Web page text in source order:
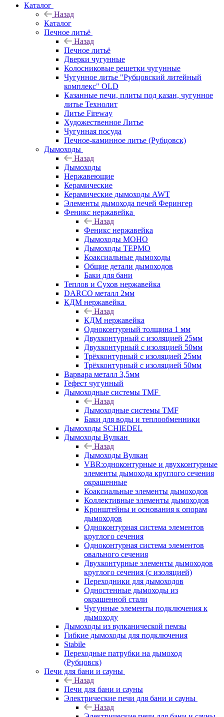
Каталог
Назад
Каталог
Печное литьё
Назад
Печное литьё
Дверки чугунные
Колосниковые решетки чугунные
Чугунное литье "Рубцовский литейный
комплекс" OLD
Казанные печи, плиты под казан, чугунное
литье Технолит
Литье Fireway
Художественное Литье
Чугунная посуда
Печное-каминное литье (Рубцовск)
Дымоходы
Назад
Дымоходы
Нержавеющие
Керамические
Керамические дымоходы AWT
Элементы дымохода печей Ферингер
Феникс нержавейка
Назад
Феникс нержавейка
Дымоходы МОНО
Дымоходы ТЕРМО
Коаксиальные дымоходы
Общие детали дымоходов
Баки для бани
Теплов и Сухов нержавейка
DARCO металл 2мм
КДМ нержавейка
Назад
КДМ нержавейка
Одноконтурный толщина 1 мм
Двухконтурный с изоляцией 25мм
Двухконтурный с изоляцией 50мм
Трёхконтурный с изоляцией 25мм
Трёхконтурный с изоляцией 50мм
Варвара металл 3,5мм
Гефест чугунный
Дымоходные системы TMF
Назад
Дымоходные системы TMF
Баки для воды и теплообменники
Дымоходы SCHIEDEL
Дымоходы Вулкан
Назад
Дымоходы Вулкан
VBR:одноконтурные и двухконтурные
элементы дымохода круглого сечения
окрашенные
Коаксиальные элементы дымоходов
Коллективные элементы дымоходов
Кронштейны и основания к опорам
дымоходов
Одноконтурная система элементов
круглого сечения
Одноконтурная система элементов
овального сечения
Двухконтурные элементы дымоходов
круглого сечения (с изоляцией)
Переходники для дымоходов
Одностенные дымоходы из
окрашенной стали
Чугунные элементы подключения к
дымоходу
Дымоходы из вулканической пемзы
Гибкие дымоходы для подключения
Stabile
Переходные патрубки на дымоход
(Рубцовск)
Печи для бани и сауны
Назад
Печи для бани и сауны
Электрические печи для бани и сауны
Назад